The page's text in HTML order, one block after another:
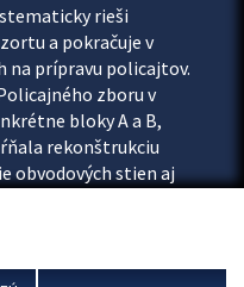
rieši
a pokračuje v
na prípravu policajtov.
zboru v
bloky A a B,
rekonštrukciu
obvodových stien aj
a moderné